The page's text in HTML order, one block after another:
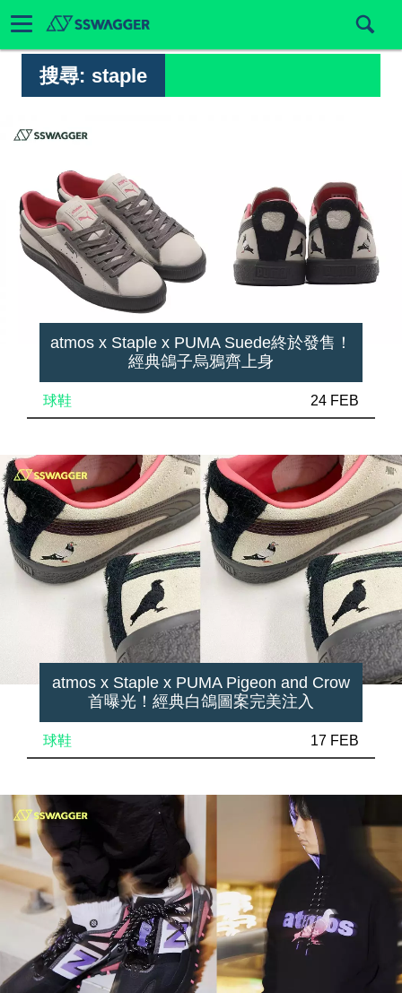
搜尋: staple
atmos x Staple x PUMA Suede終於發售！
經典鴿子烏鴉齊上身
球鞋 24 FEB
atmos x Staple x PUMA Pigeon and Crow
首曝光！經典白鴿圖案完美注入
球鞋 17 FEB